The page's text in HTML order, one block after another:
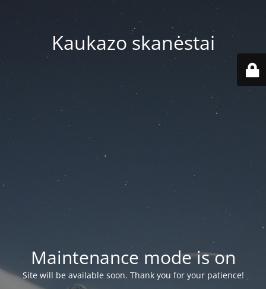
Kaukazo skanėstai
Maintenance mode is on
Site will be available soon. Thank you for your patience!